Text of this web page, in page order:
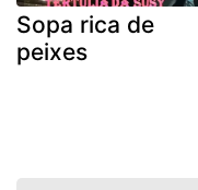
Sopa rica de
peixes